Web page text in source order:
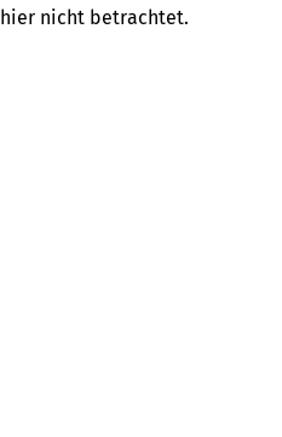
nicht betrachtet.